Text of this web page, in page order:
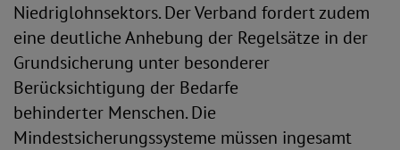
Niedriglohnsektors. Der Verband fordert zudem
eine deutliche Anhebung der Regelsätze in der
Grundsicherung unter besonderer
Berücksichtigung der Bedarfe
behinderter Menschen. Die
Mindestsicherungssysteme müssen ingesamt